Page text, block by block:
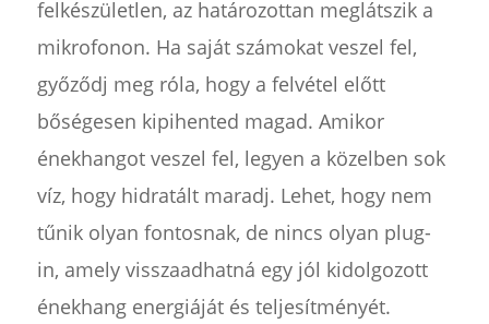
felkészületlen, az határozottan meglátszik a
mikrofonon. Ha saját számokat veszel fel,
győződj meg róla, hogy a felvétel előtt
bőségesen kipihented magad. Amikor
énekhangot veszel fel, legyen a közelben sok
víz, hogy hidratált maradj. Lehet, hogy nem
tűnik olyan fontosnak, de nincs olyan plug-
in, amely visszaadhatná egy jól kidolgozott
énekhang energiáját és teljesítményét.